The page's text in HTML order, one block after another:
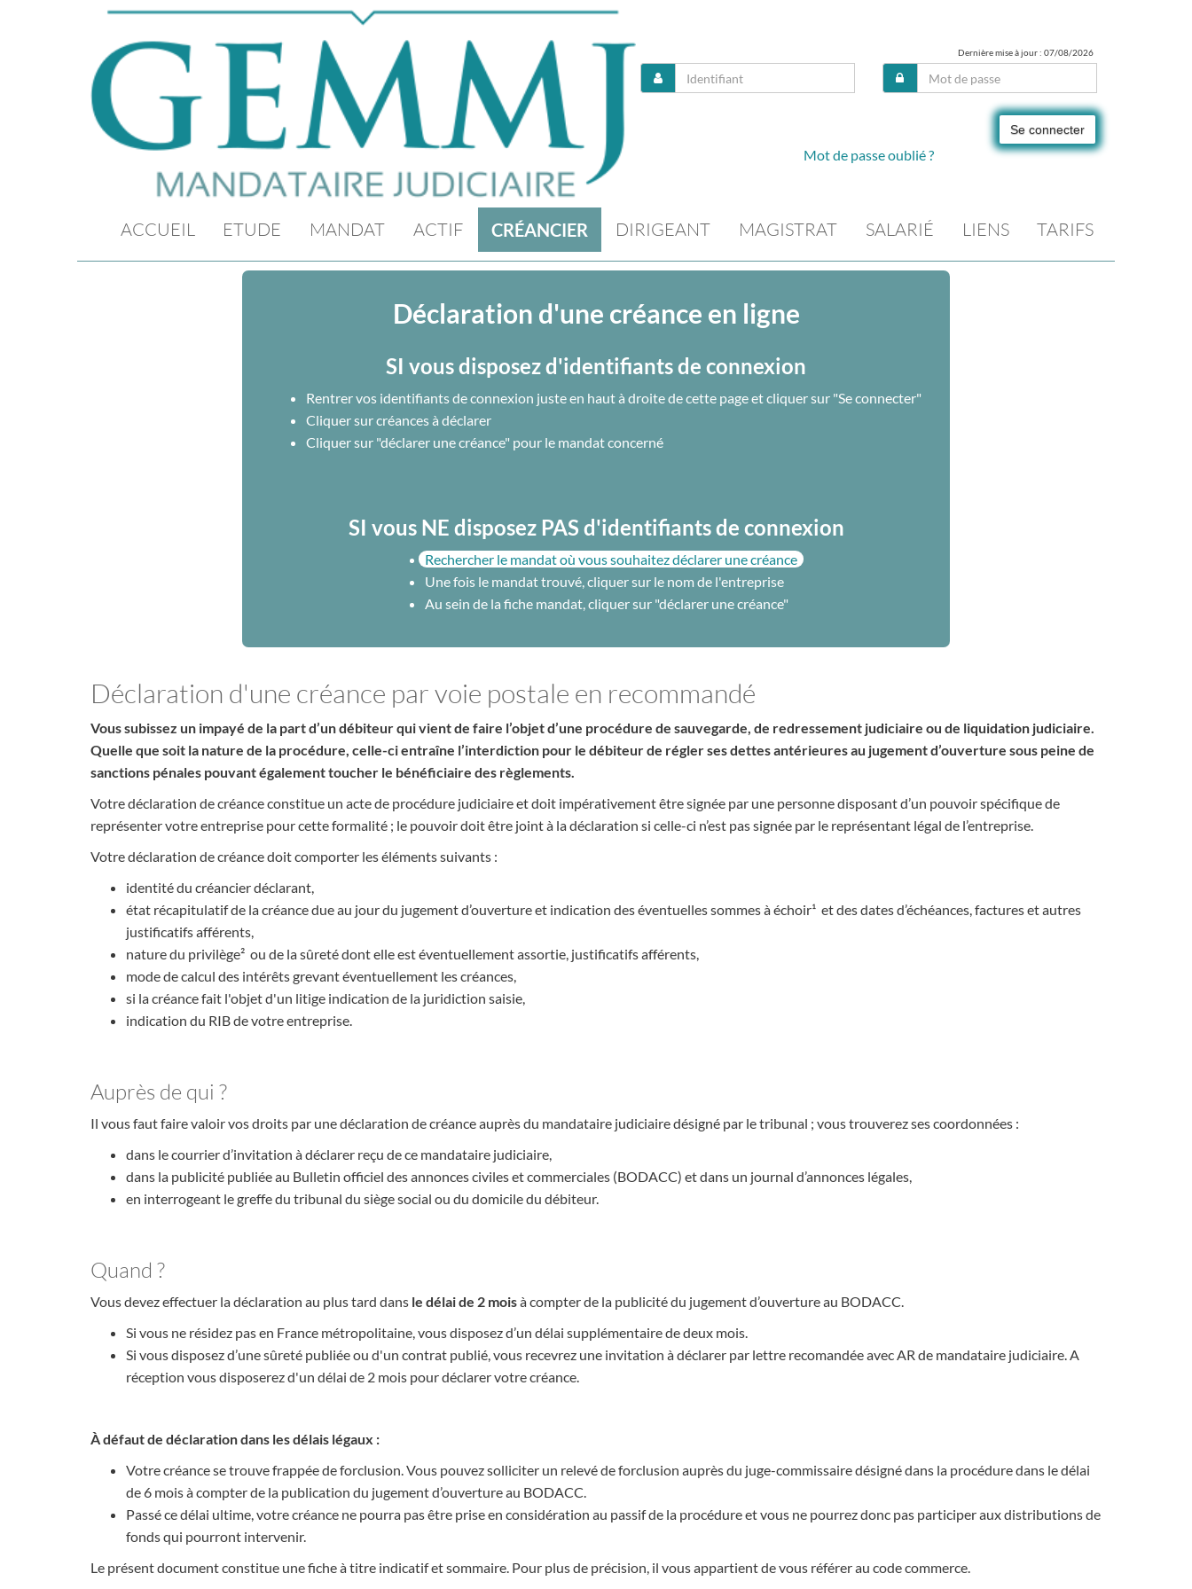
Dernière mise à jour : 07/08/2026
Se connecter
Mot de passe oublié ?
ACCUEIL ETUDE MANDAT ACTIF CRÉANCIER DIRIGEANT MAGISTRAT SALARIÉ LIENS TARIFS
Déclaration d'une créance en ligne
SI vous disposez d'identifiants de connexion
Rentrer vos identifiants de connexion juste en haut à droite de cette page et cliquer sur "Se connecter"
Cliquer sur créances à déclarer
Cliquer sur "déclarer une créance" pour le mandat concerné
SI vous NE disposez PAS d'identifiants de connexion
Rechercher le mandat où vous souhaitez déclarer une créance
Une fois le mandat trouvé, cliquer sur le nom de l'entreprise
Au sein de la fiche mandat, cliquer sur "déclarer une créance"
Déclaration d'une créance par voie postale en recommandé
Vous subissez un impayé de la part d’un débiteur qui vient de faire l’objet d’une procédure de sauvegarde, de redressement judiciaire ou de liquidation judiciaire.
Quelle que soit la nature de la procédure, celle-ci entraîne l’interdiction pour le débiteur de régler ses dettes antérieures au jugement d’ouverture sous peine de
sanctions pénales pouvant également toucher le bénéficiaire des règlements.
Votre déclaration de créance constitue un acte de procédure judiciaire et doit impérativement être signée par une personne disposant d’un pouvoir spécifique de
représenter votre entreprise pour cette formalité ; le pouvoir doit être joint à la déclaration si celle-ci n’est pas signée par le représentant légal de l’entreprise.
Votre déclaration de créance doit comporter les éléments suivants :
identité du créancier déclarant,
état récapitulatif de la créance due au jour du jugement d’ouverture et indication des éventuelles sommes à échoir¹ et des dates d’échéances, factures et autres
justificatifs afférents,
nature du privilège² ou de la sûreté dont elle est éventuellement assortie, justificatifs afférents,
mode de calcul des intérêts grevant éventuellement les créances,
si la créance fait l'objet d'un litige indication de la juridiction saisie,
indication du RIB de votre entreprise.
Auprès de qui ?
Il vous faut faire valoir vos droits par une déclaration de créance auprès du mandataire judiciaire désigné par le tribunal ; vous trouverez ses coordonnées :
dans le courrier d’invitation à déclarer reçu de ce mandataire judiciaire,
dans la publicité publiée au Bulletin officiel des annonces civiles et commerciales (BODACC) et dans un journal d’annonces légales,
en interrogeant le greffe du tribunal du siège social ou du domicile du débiteur.
Quand ?
Vous devez effectuer la déclaration au plus tard dans le délai de 2 moisà compter de la publicité du jugement d’ouverture au BODACC.
Si vous ne résidez pas en France métropolitaine, vous disposez d’un délai supplémentaire de deux mois.
Si vous disposez d’une sûreté publiée ou d'un contrat publié, vous recevrez une invitation à déclarer par lettre recomandée avec AR de mandataire judiciaire. A
réception vous disposerez d'un délai de 2 mois pour déclarer votre créance.
À défaut de déclaration dans les délais légaux :
Votre créance se trouve frappée de forclusion. Vous pouvez solliciter un relevé de forclusion auprès du juge-commissaire désigné dans la procédure dans le délai
de 6 mois à compter de la publication du jugement d’ouverture au BODACC.
Passé ce délai ultime, votre créance ne pourra pas être prise en considération au passif de la procédure et vous ne pourrez donc pas participer aux distributions de
fonds qui pourront intervenir.
Le présent document constitue une fiche à titre indicatif et sommaire. Pour plus de précision, il vous appartient de vous référer au code commerce.